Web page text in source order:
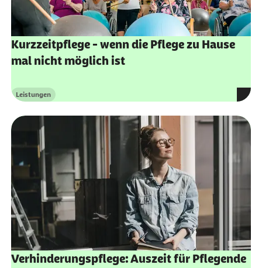
Kurzzeitpflege - wenn die Pflege zu Hause
mal nicht möglich ist
Kategorie
Leistungen
Verhinderungspflege: Auszeit für Pflegende